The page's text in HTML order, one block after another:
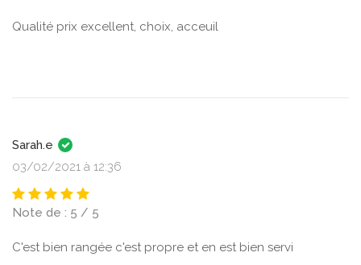
Qualité prix excellent, choix, acceuil
Sarah.e
03/02/2021 à 12:36
Note de : 5 / 5
C'est bien rangée c'est propre et en est bien servi